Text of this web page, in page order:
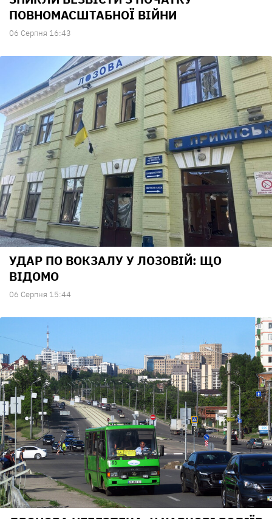
ПОВНОМАСШТАБНОЇ ВІЙНИ
06 Серпня 16:43
УДАР ПО ВОКЗАЛУ У ЛОЗОВІЙ: ЩО
ВІДОМО
06 Серпня 15:44